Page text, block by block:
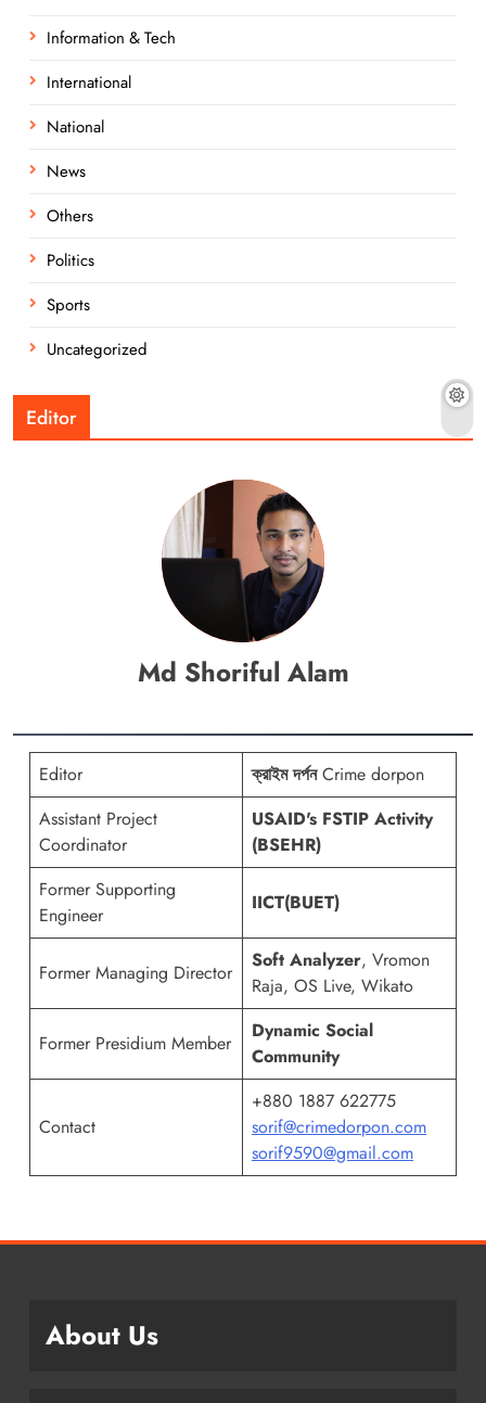
Information & Tech
International
National
News
Others
Politics
Sports
Uncategorized
Editor
Md Shoriful Alam
Editor ক্রাইম দর্পনCrime dorpon
Assistant Project
Coordinator
USAID's FSTIP Activity
(BSEHR)
Former Supporting
Engineer
IICT(BUET)
Former Managing Director
Soft Analyzer, Vromon
Raja, OS Live, Wikato
Former Presidium Member
Dynamic Social
Community
Contact
+880 1887 622775
sorif@crimedorpon.com
sorif9590@gmail.com
About Us